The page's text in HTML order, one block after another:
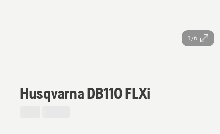
1/6
Husqvarna DB110 FLXi